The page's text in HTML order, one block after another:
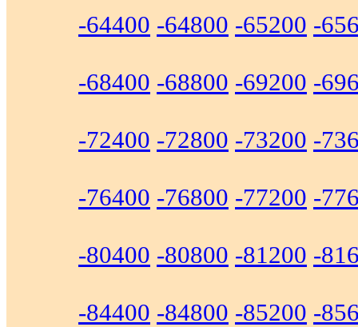
-64400 -64800 -65200 -
-68400 -68800 -69200 -
-72400 -72800 -73200 -
-76400 -76800 -77200 -
-80400 -80800 -81200 -
-84400 -84800 -85200 -